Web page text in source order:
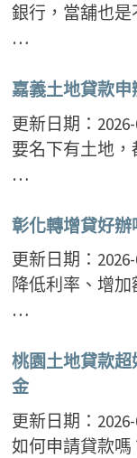
銀行，當舖也
…
嘉義土地貸款
更新日期：
要名下有土地
…
彰化轉增貸好辦
更新日期：
降低利率、增
…
桃園土地貸款
金
更新日期：
如何申請貸款